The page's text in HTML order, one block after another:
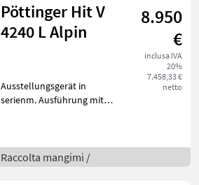
Pöttinger Hit V
4240 L Alpin
8.950
€
inclusa IVA
20%
7.458,33 €
netto
Ausstellungsgerät in
serienm. Ausführung mit
Raccolta mangimi /